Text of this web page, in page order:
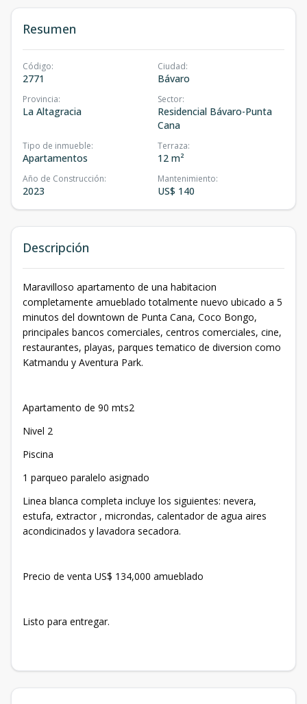
Resumen
Código:
2771
Ciudad:
Bávaro
Provincia:
La Altagracia
Sector:
Residencial Bávaro-Punta
Cana
Tipo de inmueble:
Apartamentos
Terraza:
12 m²
Año de Construcción:
2023
Mantenimiento:
US$ 140
Descripción
Maravilloso apartamento de una habitacion
completamente amueblado totalmente nuevo ubicado a 5
minutos del downtown de Punta Cana, Coco Bongo,
principales bancos comerciales, centros comerciales, cine,
restaurantes, playas, parques tematico de diversion como
Katmandu y Aventura Park.
Apartamento de 90 mts2
Nivel 2
Piscina
1 parqueo paralelo asignado
Linea blanca completa incluye los siguientes: nevera,
estufa, extractor , microndas, calentador de agua aires
acondicinados y lavadora secadora.
Precio de venta US$ 134,000 amueblado
Listo para entregar.